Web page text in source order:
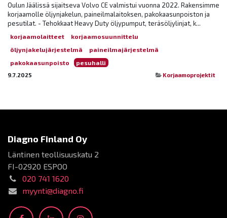
Oulun Jäälissä sijaitseva Volvo CE valmistui vuonna 2022. Rakensimme
korjaamolle öljynjakelun, paineilmalaitoksen, pakokaasunpoiston ja
pesutilat. - Tehokkaat Heavy Duty öljypumput, teräsöljylinjat, k...
korjaamolaitteet
korjaamosuunnittelu
öljynjakelujärjestelmä
paineilmajärjestelmä
pakokaasunpoisto
pesuhalli
9.7.2025 Korjaamoprojektit
Diagno Finland Oy
Läntinen teollisuuskatu 2
FI-02920 ESPOO
020 741 1620
myynti@diagno.fi